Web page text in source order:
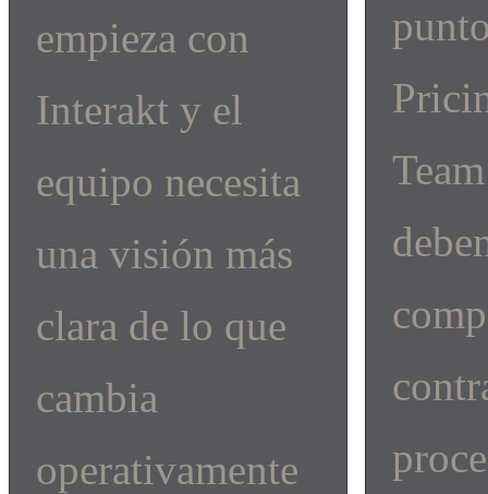
empieza con
Interakt y el
equipo necesita
una visión más
clara de lo que
cambia
operativamente